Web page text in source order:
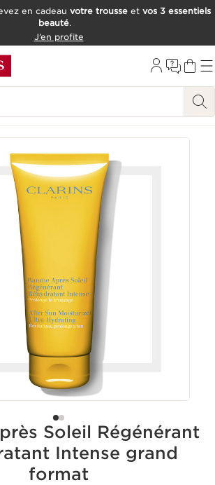
en cadeau votre trousseet vos 3 essentiels
beauté.
J’en profite
Soleil Régénérant
Intense grand
format